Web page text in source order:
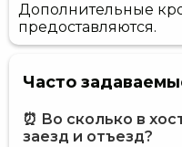
Дополнительные
предоставляются.
Часто
⏰ Во сколько в
заезд и отъезд?